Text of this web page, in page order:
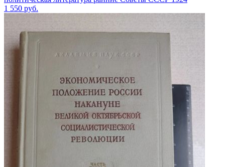
1 550 руб.